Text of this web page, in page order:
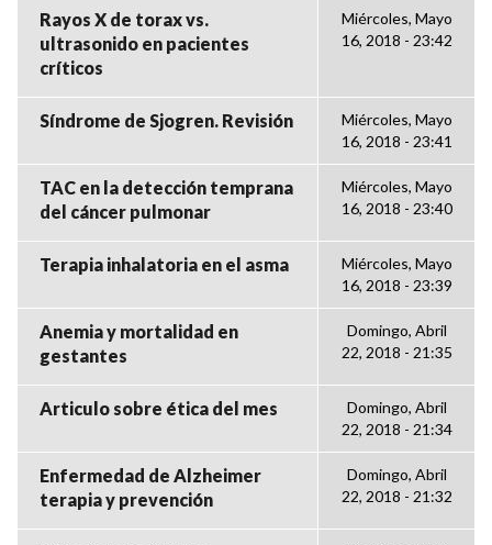
Rayos X de torax vs.
ultrasonido en pacientes
críticos
Miércoles, Mayo
16, 2018 - 23:42
Síndrome de Sjogren. Revisión
Miércoles, Mayo
16, 2018 - 23:41
TAC en la detección temprana
del cáncer pulmonar
Miércoles, Mayo
16, 2018 - 23:40
Terapia inhalatoria en el asma
Miércoles, Mayo
16, 2018 - 23:39
Anemia y mortalidad en
gestantes
Domingo, Abril
22, 2018 - 21:35
Articulo sobre ética del mes
Domingo, Abril
22, 2018 - 21:34
Enfermedad de Alzheimer
terapia y prevención
Domingo, Abril
22, 2018 - 21:32